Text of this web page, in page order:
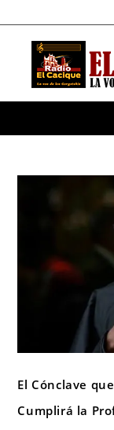
El Cónclave
Cumplirá la